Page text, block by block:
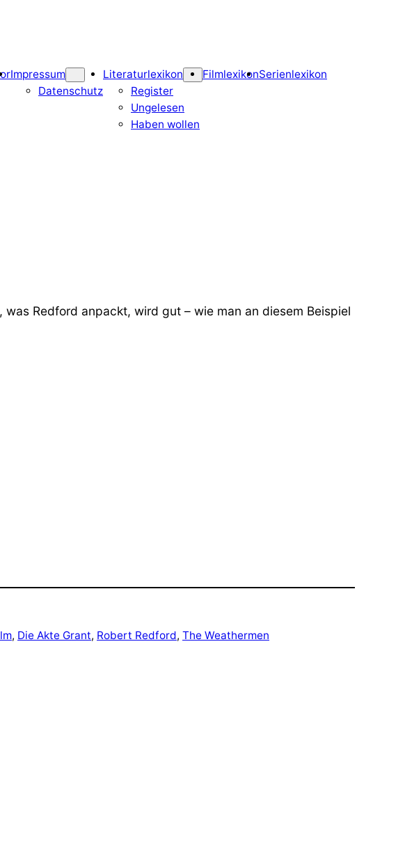
Impressum
Datenschutz
Literaturlexikon
Register
Ungelesen
Haben wollen
FilmlexikonSerienlexikon
Redford anpackt, wird gut – wie man an diesem Beispiel
, Die Akte Grant, Robert Redford, The Weathermen